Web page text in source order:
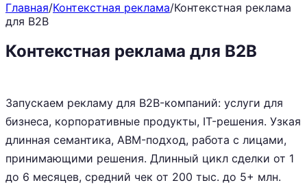
Главная/Контекстная реклама/Контекстная реклама
для B2B
Контекстная реклама для B2B
Запускаем рекламу для B2B-компаний: услуги для
бизнеса, корпоративные продукты, IT-решения. Узкая
длинная семантика, ABM-подход, работа с лицами,
принимающими решения. Длинный цикл сделки от 1
до 6 месяцев, средний чек от 200 тыс. до 5+ млн.